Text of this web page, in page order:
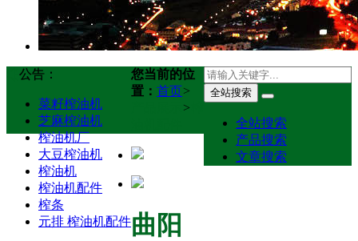
公告：
菜籽榨油机
芝麻榨油机
榨油机厂
大豆榨油机
榨油机
榨油机配件
榨条
元排 榨油机配件
全站搜索
全站搜索
产品搜索
文章搜索
您当前的位
置： 首页>
>
曲阳